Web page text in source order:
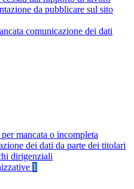
da pubblicare sul sito
comunicazione dei dati
mancata o incompleta
dei dati da parte dei titolari
dirigenziali
1